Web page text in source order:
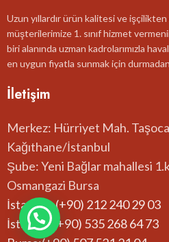
Uzun yıllardır ürün kalitesi ve
müşterilerimize 1. sınıf hizmet
biri alanında uzman kadrolarımızla
en uygun fiyatla sunmak için durmadan
İletişim
Merkez: Hürriyet Mah.
Kağıthane/İstanbul
Şube: Yeni Bağlar mahallesi
Osmangazi Bursa
İstanbul: (+90) 212 240 29 03
İstanbul:(+90) 535 268 64 73